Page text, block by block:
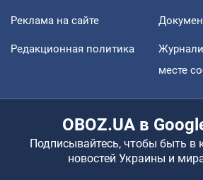
Реклама на сайте
Редакционная политика
месте
OBOZ.UA в
Подписывайтесь, чтобы быть в
новостей Украины и